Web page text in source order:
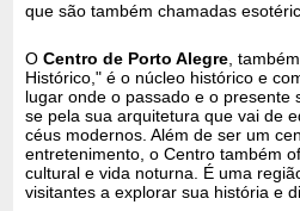
que são também chamadas
OCentro de Porto Alegre ,
Histórico," é o núcleo histórico e
lugar onde o passado e o presente
se pela sua arquitetura que vai de
céus modernos. Além de ser um
entretenimento, o Centro também
cultural e vida noturna. É uma
visitantes a explorar sua história e